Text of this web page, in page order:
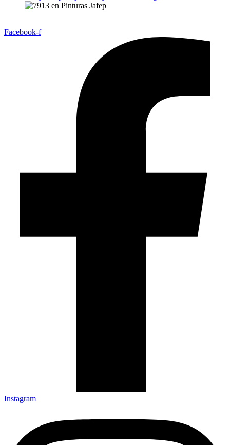
Facebook-f
Instagram